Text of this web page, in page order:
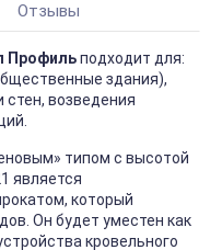
Отзывы
Профильподходит для:
здания),
стен, возведения
типом с высотой
является
который
Он будет уместен как
кровельного